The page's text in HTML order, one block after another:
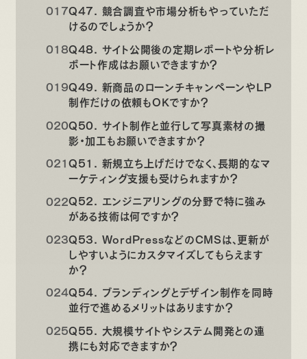
Q47. 競合調査や市場分析もやっていただ
けるのでしょうか？
Q48. サイト公開後の定期レポートや分析レ
ポート作成はお願いできますか？
Q49. 新商品のローンチキャンペーンやLP
制作だけの依頼もOKですか？
Q50. サイト制作と並行して写真素材の撮
影・加工もお願いできますか？
Q51. 新規立ち上げだけでなく、長期的なマ
ーケティング支援も受けられますか？
Q52. エンジニアリングの分野で特に強み
がある技術は何ですか？
Q53. WordPressなどのCMSは、更新が
しやすいようにカスタマイズしてもらえます
か？
Q54. ブランディングとデザイン制作を同時
並行で進めるメリットはありますか？
Q55. 大規模サイトやシステム開発との連
携にも対応できますか？